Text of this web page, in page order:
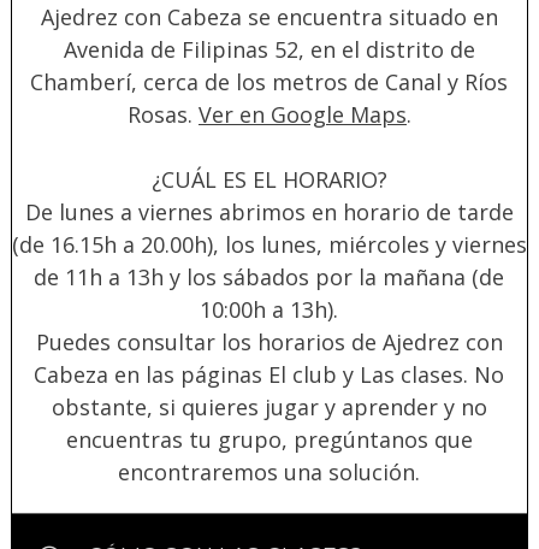
Ajedrez con Cabeza se encuentra situado en
Avenida de Filipinas 52, en el distrito de
Chamberí, cerca de los metros de Canal y Ríos
Rosas. Ver en Google Maps.
¿CUÁL ES EL HORARIO?
De lunes a viernes abrimos en horario de tarde
(de 16.15h a 20.00h), los lunes, miércoles y viernes
de 11h a 13h y los sábados por la mañana (de
10:00h a 13h).
Puedes consultar los horarios de Ajedrez con
Cabeza en las páginas El club y Las clases. No
obstante, si quieres jugar y aprender y no
encuentras tu grupo, pregúntanos que
encontraremos una solución.